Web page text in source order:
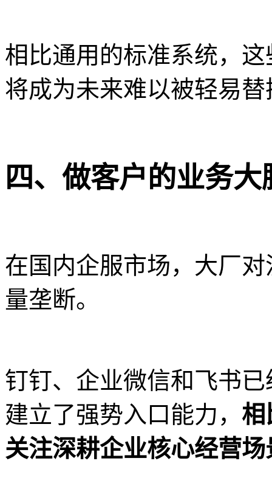
相比通用的标准系统，
将成为未来难以被轻易
四、做客户的业务
在国内企服市场，大厂
量垄断。
钉钉、企业微信和飞书
建立了强势入口能力， 相
关注深耕企业核心经营场